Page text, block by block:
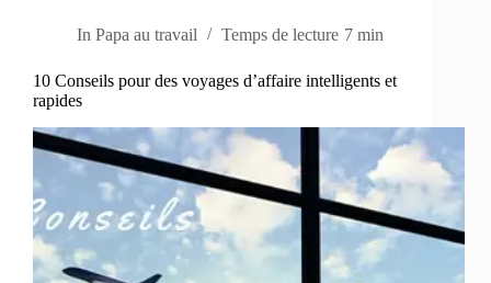
In Papa au travail Temps de lecture 7 min
10 Conseils pour des voyages d’affaire intelligents et
rapides